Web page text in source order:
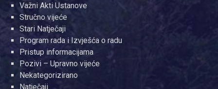
Važni Akti Ustanove
Stručno vijeće
Stari Natječaji
Program rada i Izvješća o radu
Pristup informacijama
Pozivi – Upravno vijeće
Nekategorizirano
Natječaji